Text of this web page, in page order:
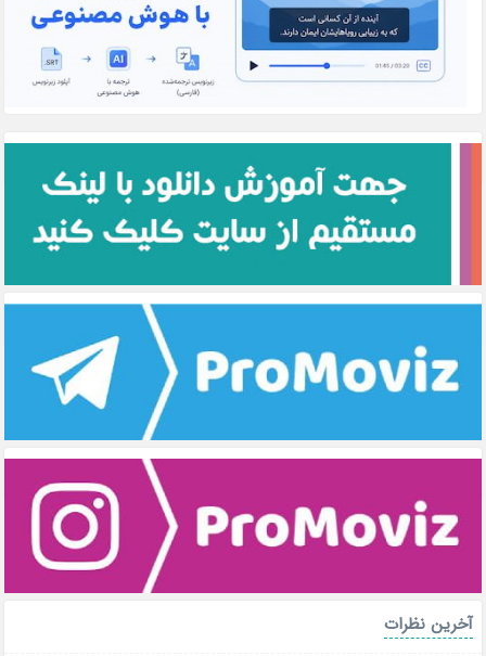
آخرین نظرات